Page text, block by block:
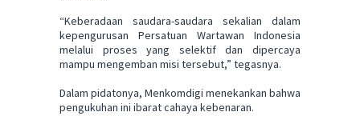
“Keberadaan saudara-saudara sekalian dalam
kepengurusan Persatuan Wartawan Indonesia
melalui proses yang selektif dan dipercaya
mampu mengemban misi tersebut,” tegasnya.
Dalam pidatonya, Menkomdigi menekankan bahwa
pengukuhan ini ibarat cahaya kebenaran.